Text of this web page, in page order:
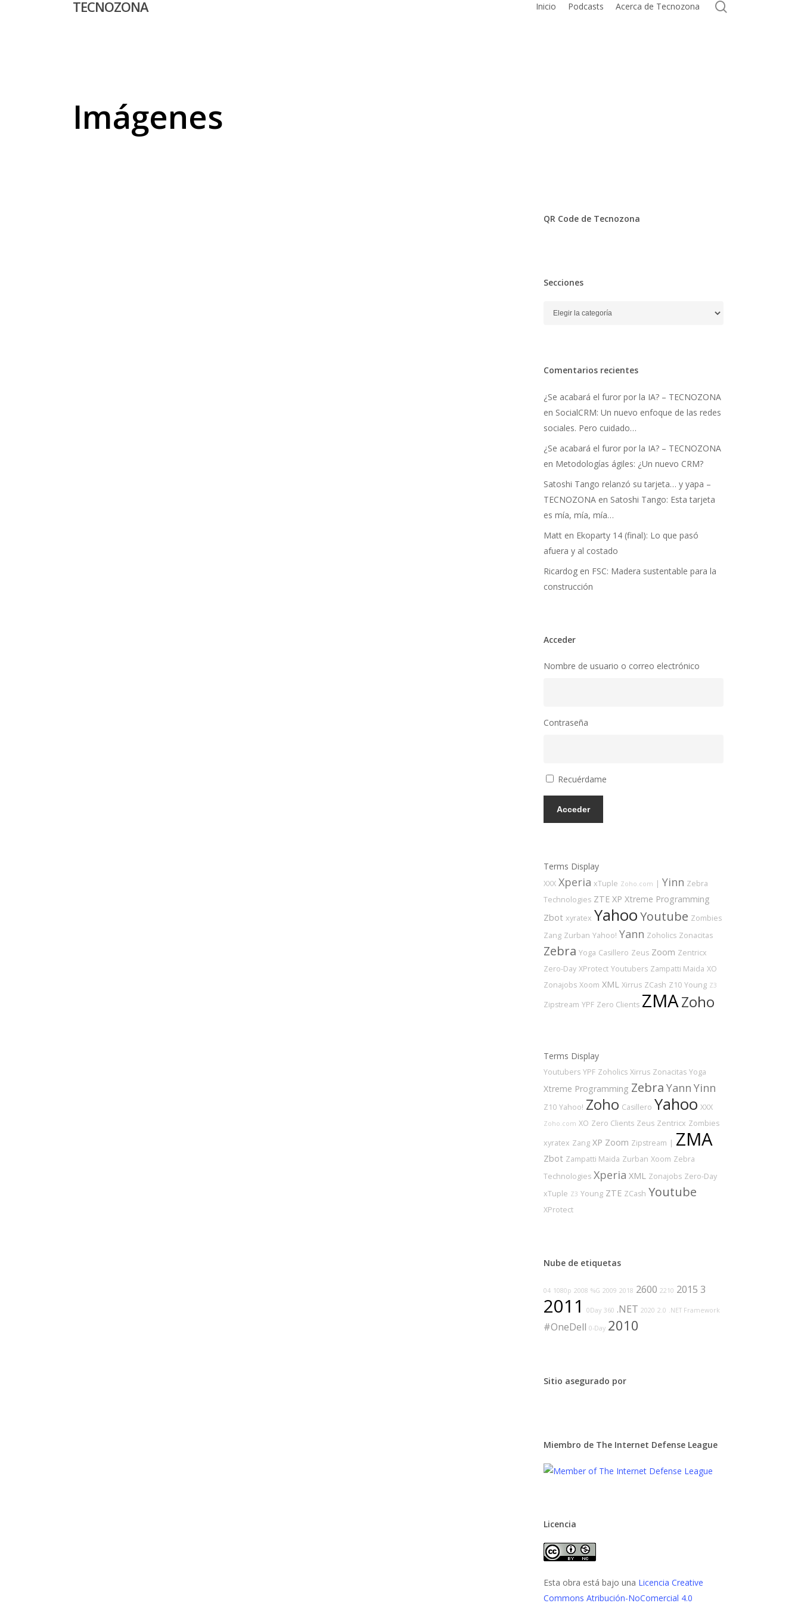
TECNOZONA Inicio Podcasts Acerca de Tecnozona
Imágenes
QR Code de Tecnozona
Secciones
Secciones
Comentarios recientes
¿Se acabará el furor por la IA? – TECNOZONA
en SocialCRM: Un nuevo enfoque de las redes
sociales. Pero cuidado…
¿Se acabará el furor por la IA? – TECNOZONA
en Metodologías ágiles: ¿Un nuevo CRM?
Satoshi Tango relanzó su tarjeta… y yapa –
TECNOZONAen Satoshi Tango: Esta tarjeta
es mía, mía, mía…
Matten Ekoparty 14 (final): Lo que pasó
afuera y al costado
Ricardogen FSC: Madera sustentable para la
construcción
Acceder
Nombre de usuario o correo electrónico
Contraseña
Recuérdame
Acceder
Terms Display
XXX Xperia xTuple Zoho.com | Yinn Zebra
Technologies ZTE XP Xtreme Programming
Zbot xyratex YahooYoutube Zombies
Zang Zurban Yahoo! Yann Zoholics Zonacitas
Zebra Yoga Casillero Zeus Zoom Zentricx
Zero-Day XProtect Youtubers Zampatti Maida XO
Zonajobs Xoom XML Xirrus ZCash Z10 Young Z3
Zipstream YPF Zero Clients ZMAZoho
Terms Display
Youtubers YPF Zoholics Xirrus Zonacitas Yoga
Xtreme Programming Zebra Yann Yinn
Z10 Yahoo! Zoho Casillero Yahoo XXX
Zoho.com XO Zero Clients Zeus Zentricx Zombies
xyratex Zang XP Zoom Zipstream | ZMA
Zbot Zampatti Maida Zurban Xoom Zebra
Technologies Xperia XML Zonajobs Zero-Day
xTuple Z3 Young ZTE ZCash Youtube
XProtect
Nube de etiquetas
04 1080p 2008 %G 2009 2018 2600 2210 2015 3
2011 0Day 360 .NET 2020 2.0 .NET Framework
#OneDell 0-Day 2010
Sitio asegurado por
Miembro de The Internet Defense League
Licencia
Esta obra está bajo una Licencia Creative
Commons Atribución-NoComercial 4.0